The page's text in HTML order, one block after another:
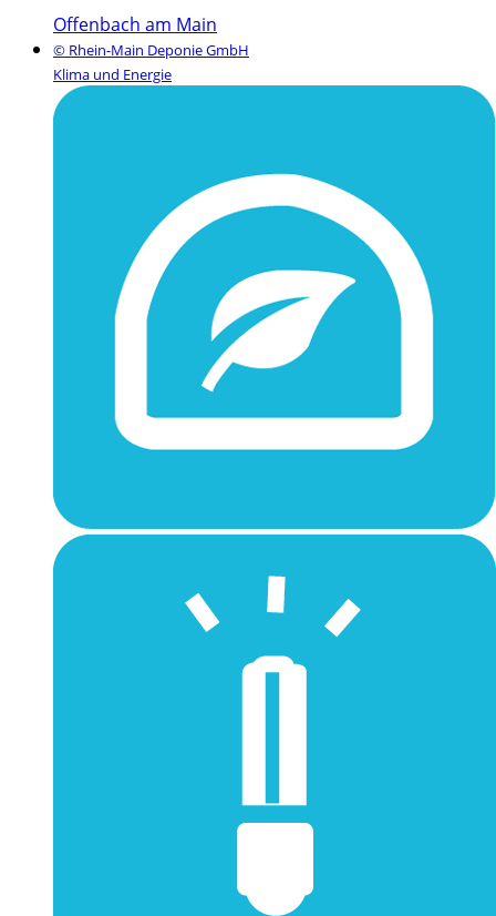
Offenbach am Main
© Rhein-Main Deponie GmbH
Klima und Energie